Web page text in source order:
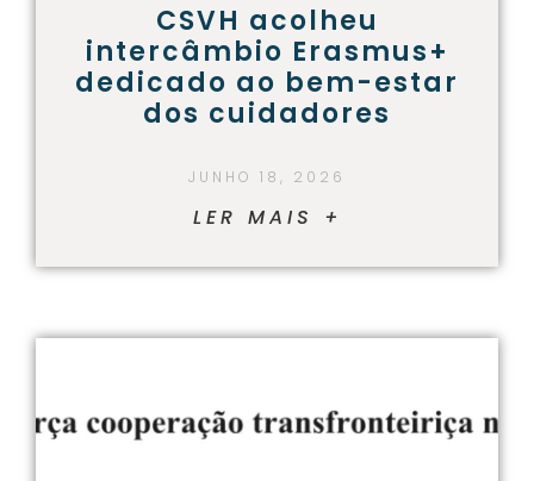
CSVH acolheu
intercâmbio Erasmus+
dedicado ao bem-estar
dos cuidadores
JUNHO 18, 2026
LER MAIS +